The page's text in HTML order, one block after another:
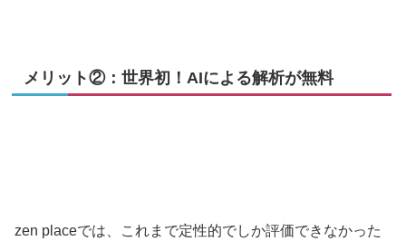
メリット②：世界初！AIによる解析が無料
zen placeでは、これまで定性的でしか評価できなかった